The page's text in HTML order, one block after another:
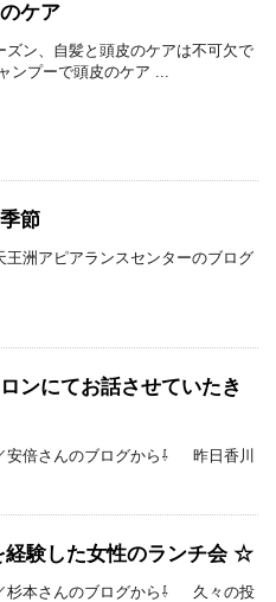
ケア
ズン、自髪と頭皮のケアは不可欠で
ンプーで頭皮のケア ...
節
王洲アピアランスセンターのブログ
ンにてお話させていたき
安倍さんのブログから⇩ 昨日香川
験した女性のランチ会 ☆
杉本さんのブログから⇩ 久々の投